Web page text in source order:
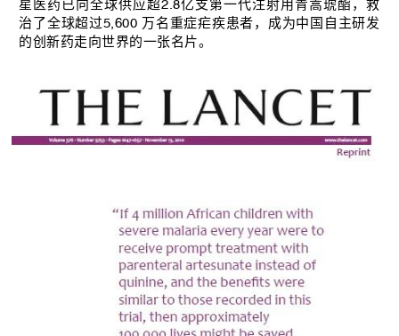
星医药已向全球供应超2.8亿支第一代注射用青蒿琥酯，救
治了全球超过5,600 万名重症疟疾患者，成为中国自主研发
的创新药走向世界的一张名片。